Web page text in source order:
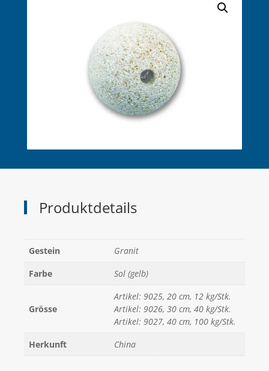
Produktdetails
Gestein
Granit
Farbe
Sol (gelb)
Grösse
Artikel: 9025, 20 cm, 12 kg/Stk.
Artikel: 9026, 30 cm, 40 kg/Stk.
Artikel: 9027, 40 cm, 100 kg/Stk.
Herkunft
China